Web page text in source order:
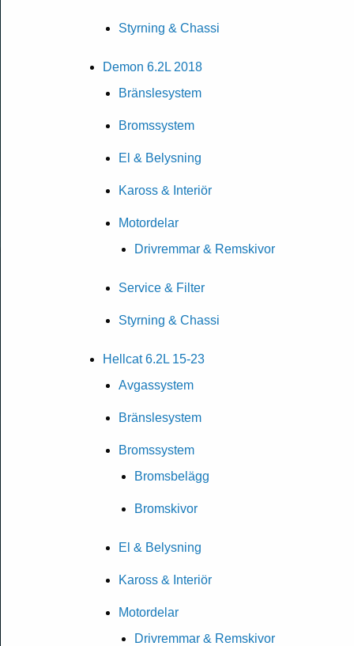
Styrning & Chassi
Demon 6.2L 2018
Bränslesystem
Bromssystem
El & Belysning
Kaross & Interiör
Motordelar
Drivremmar & Remskivor
Service & Filter
Styrning & Chassi
Hellcat 6.2L 15-23
Avgassystem
Bränslesystem
Bromssystem
Bromsbelägg
Bromskivor
El & Belysning
Kaross & Interiör
Motordelar
Drivremmar & Remskivor